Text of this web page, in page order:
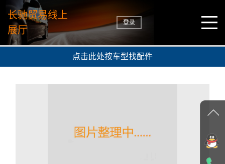
长驰贸易线上
展厅
登录
点击此处按车型找配件